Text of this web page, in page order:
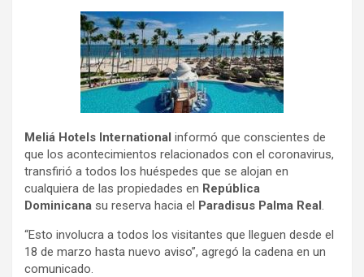
Meliá Hotels International informó que conscientes de
que los acontecimientos relacionados con el coronavirus,
transfirió a todos los huéspedes que se alojan en
cualquiera de las propiedades en República
Dominicana su reserva hacia el Paradisus Palma Real.
“Esto involucra a todos los visitantes que lleguen desde el
18 de marzo hasta nuevo aviso”, agregó la cadena en un
comunicado.